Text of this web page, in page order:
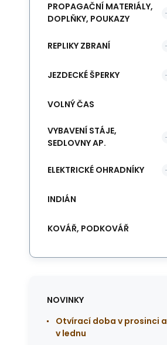
PROPAGAČNÍ MATERIÁLY,
DOPLŇKY, POUKAZY
REPLIKY ZBRANÍ
JEZDECKÉ ŠPERKY
VOLNÝ ČAS
VYBAVENÍ STÁJE,
SEDLOVNY AP.
ELEKTRICKÉ OHRADNÍKY
INDIÁN
KOVÁŘ, PODKOVÁŘ
NOVINKY
Otvírací doba v prosinci a
v lednu